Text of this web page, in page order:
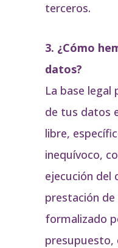
terceros.
3. ¿Cómo
datos?
La base
de tus datos
libre,
inequívoco,
ejecución del
prestación
formalizado
presupuesto,